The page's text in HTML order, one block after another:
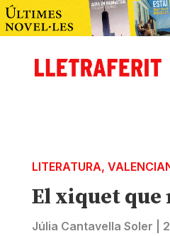
LITERATURA,
El xiquet que
Júlia Cantavella Soler